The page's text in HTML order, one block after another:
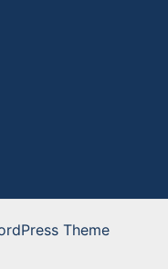
Theme